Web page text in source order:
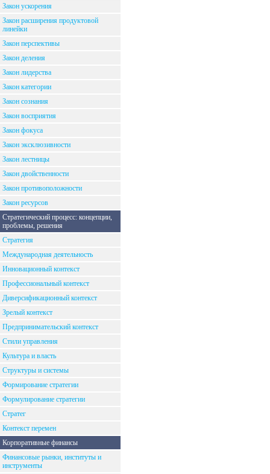
Закон ускорения
Закон расширения продуктовой
линейки
Закон перспективы
Закон деления
Закон лидерства
Закон категории
Закон сознания
Закон восприятия
Закон фокуса
Закон эксклюзивности
Закон лестницы
Закон двойственности
Закон противоположности
Закон ресурсов
Стратегический процесс: концепции,
проблемы, решения
Стратегия
Международная деятельность
Инновационный контекст
Профессиональный контекст
Диверсификационный контекст
Зрелый контекст
Предпринимательский контекст
Стили управления
Культура и власть
Структуры и системы
Формирование стратегии
Формулирование стратегии
Стратег
Контекст перемен
Корпоративные финансы
Финансовые рынки, институты и
инструменты